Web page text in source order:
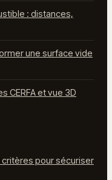
: distances,
une surface vide
CERFA et vue 3D
pour sécuriser